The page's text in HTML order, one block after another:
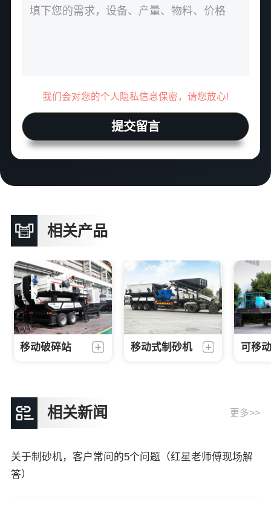
我们会对您的个人隐私信息保密，请您放心!
提交留言
相关产品
移动破碎站 移动式制砂机 可移
相关新闻 更多>>
关于制砂机，客户常问的5个问题（红星老师傅现场解
答）